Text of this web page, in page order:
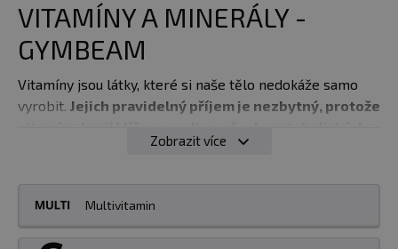
VITAMÍNY A MINERÁLY -
GYMBEAM
Vitamíny jsou látky, které si naše tělo nedokáže samo
vyrobit. Jejich pravidelný příjem je nezbytný, protože
Jejich dostatek je zásadní pro
Ovlivňují růst, regeneraci, trávení, energii, funkci
nervového systému, imunitu a další důležité
aspekty.
Zobrazit více
Multivitamin